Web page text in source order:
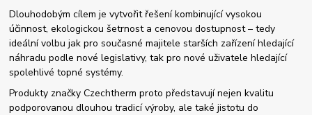
Dlouhodobým cílem je vytvořit řešení kombinující vysokou
účinnost, ekologickou šetrnost a cenovou dostupnost – tedy
ideální volbu jak pro současné majitele starších zařízení hledající
náhradu podle nové legislativy, tak pro nové uživatele hledající
spolehlivé topné systémy.
Produkty značky Czechtherm proto představují nejen kvalitu
podporovanou dlouhou tradicí výroby, ale také jistotu do